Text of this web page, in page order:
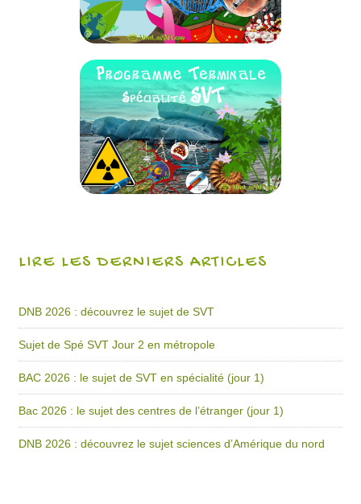
LIRE LES DERNIERS ARTICLES
DNB 2026 : découvrez le sujet de SVT
Sujet de Spé SVT Jour 2 en métropole
BAC 2026 : le sujet de SVT en spécialité (jour 1)
Bac 2026 : le sujet des centres de l’étranger (jour 1)
DNB 2026 : découvrez le sujet sciences d’Amérique du nord